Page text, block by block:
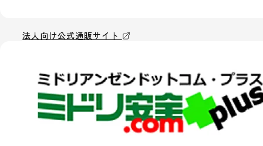
法人向け公式通販サイト